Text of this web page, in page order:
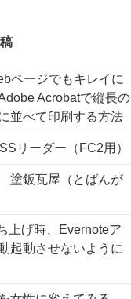
ページでもキレイに
Acrobatで縦長の
並べて印刷する方法
リーダー（FC2用）
塗鈑瓦屋（とばんが
上げ時、Evernoteア
起動させないように